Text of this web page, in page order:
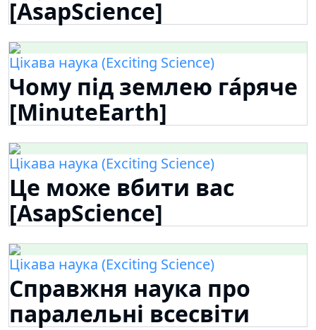
[AsapScience]
Цікава наука (Exciting Science)
Чому під землею га́ряче
[MinuteEarth]
Цікава наука (Exciting Science)
Це може вбити вас
[AsapScience]
Цікава наука (Exciting Science)
Справжня наука про
паралельні всесвіти